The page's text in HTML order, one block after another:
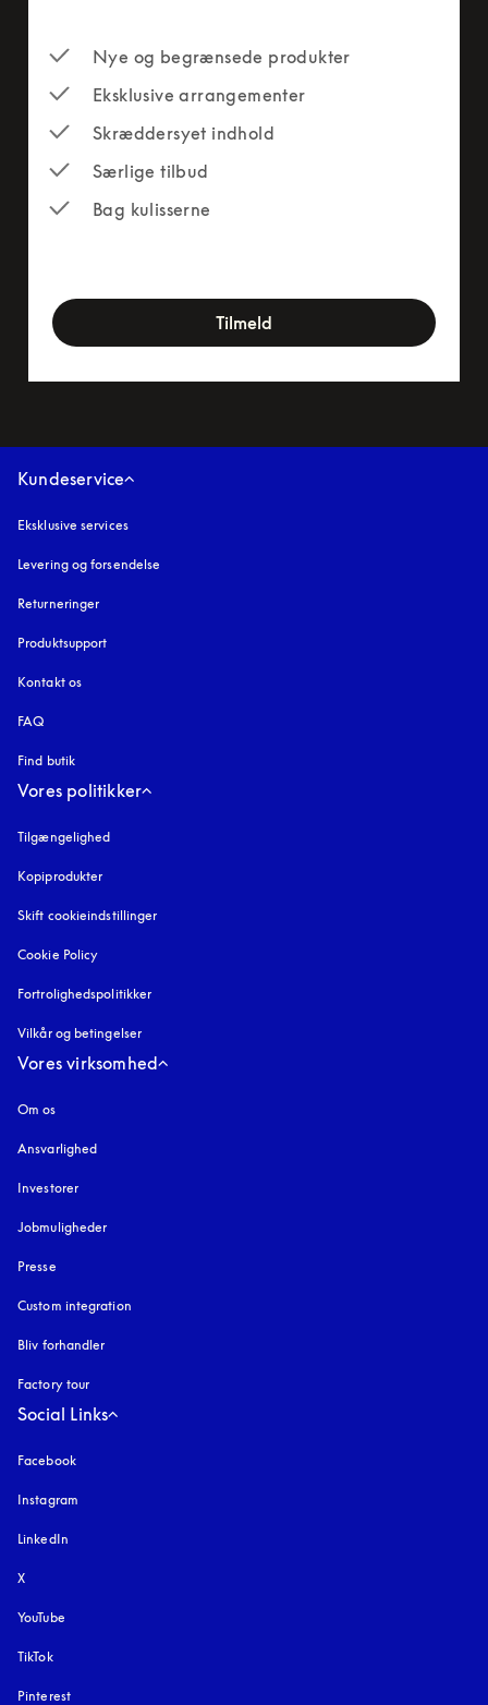
Nye og begrænsede produkter
Eksklusive arrangementer
Skræddersyet indhold
Særlige tilbud
Bag kulisserne
Tilmeld
Kundeservice
Eksklusive services
Levering og forsendelse
Returneringer
Produktsupport
Kontakt os
FAQ
Find butik
Vores politikker
Tilgængelighed
Kopiprodukter
Skift cookieindstillinger
Cookie Policy
Fortrolighedspolitikker
Vilkår og betingelser
Vores virksomhed
Om os
Ansvarlighed
Investorer
Jobmuligheder
Presse
Custom integration
Bliv forhandler
Factory tour
Social Links
Facebook
Instagram
LinkedIn
X
YouTube
TikTok
Pinterest